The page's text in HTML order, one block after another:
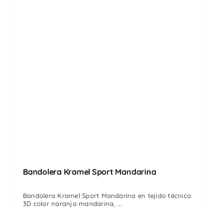
Bandolera Kramel Sport Mandarina
Bandolera Kramel Sport Mandarina en tejido técnico
3D color naranja mandarina, ...